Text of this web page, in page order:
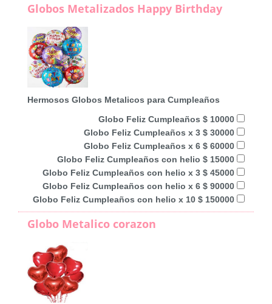
Globos Metalizados Happy Birthday
Hermosos Globos Metalicos para Cumpleaños
Globo Feliz Cumpleaños $ 10000
Globo Feliz Cumpleaños x 3 $ 30000
Globo Feliz Cumpleaños x 6 $ 60000
Globo Feliz Cumpleaños con helio $ 15000
Globo Feliz Cumpleaños con helio x 3 $ 45000
Globo Feliz Cumpleaños con helio x 6 $ 90000
Globo Feliz Cumpleaños con helio x 10 $ 150000
Globo Metalico corazon